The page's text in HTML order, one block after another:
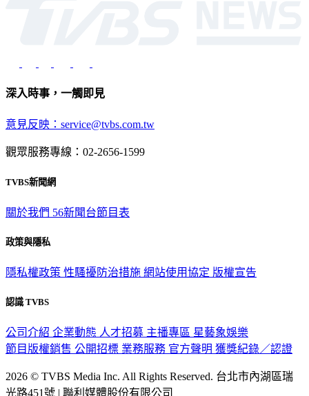
深入時事，一觸即見
意見反映：service@tvbs.com.tw
觀眾服務專線：02-2656-1599
TVBS新聞網
關於我們 56新聞台節目表
政策與隱私
隱私權政策 性騷擾防治措施 網站使用協定 版權宣告
認識 TVBS
公司介紹 企業動態 人才招募 主播專區 星藝象娛樂
節目版權銷售 公開招標 業務服務 官方聲明 獲獎紀錄／認證
2026 © TVBS Media Inc. All Rights Reserved. 台北市內湖區瑞
光路451號 | 聯利媒體股份有限公司